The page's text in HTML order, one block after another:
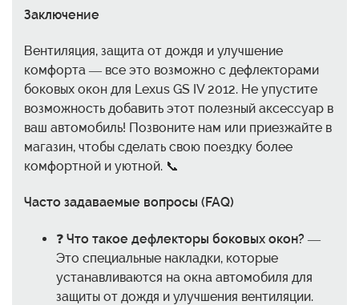
Заключение
Вентиляция, защита от дождя и улучшение
комфорта — все это возможно с дефлекторами
боковых окон для Lexus GS IV 2012. Не упустите
возможность добавить этот полезный аксессуар в
ваш автомобиль! Позвоните нам или приезжайте в
магазин, чтобы сделать свою поездку более
комфортной и уютной. 📞
Часто задаваемые вопросы (FAQ)
❓ Что такое дефлекторы боковых окон? —
Это специальные накладки, которые
устанавливаются на окна автомобиля для
защиты от дождя и улучшения вентиляции.